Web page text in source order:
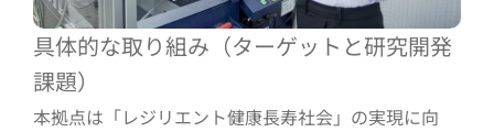
具体的な取り組み（ターゲットと研究開発
課題）
本拠点は「レジリエント健康長寿社会」の実現に向